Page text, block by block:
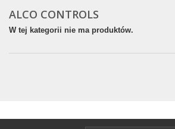
ALCO CONTROLS
W tej kategorii nie ma produktów.